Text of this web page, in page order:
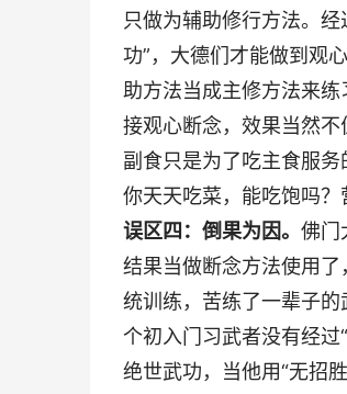
只做为辅助修行方法。
功”，大德们才能做到观
助方法当成主修方法来
接观心断念，效果当然不
副食只是为了吃主食服
你天天吃菜，能吃饱吗？
误区四：倒果为因。 佛门
结果当做断念方法使用
统训练，苦练了一辈子的
个初入门习武者没有经过
绝世武功，当他用“无招